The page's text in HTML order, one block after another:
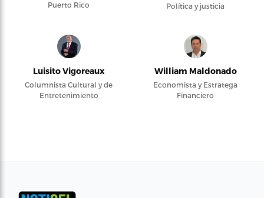
Puerto Rico
Política y justicia
Luisito Vigoreaux
Columnista Cultural y de
Entretenimiento
William Maldonado
Economista y Estratega
Financiero